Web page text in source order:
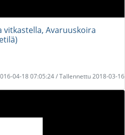
vitkastella, Avaruuskoira
04-18 07:05:24 / Tallennettu 2018-03-16